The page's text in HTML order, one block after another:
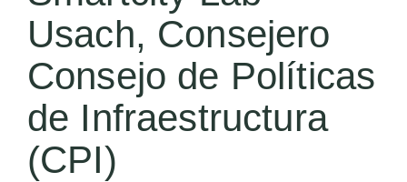
Usach, Consejero
Consejo de Políticas
de Infraestructura
(CPI)